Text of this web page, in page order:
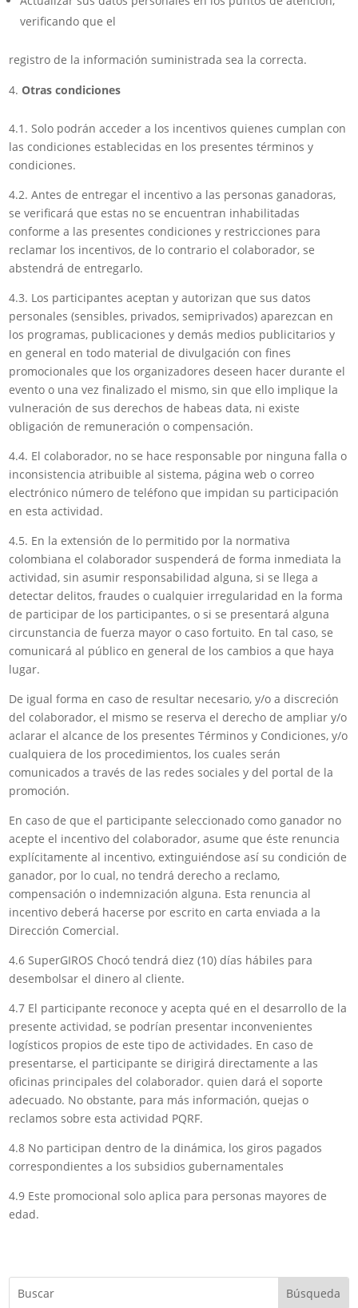
verificando que el
registro de la información suministrada sea la correcta.
Otras condiciones
4.1. Solo podrán acceder a los incentivos quienes cumplan con
las condiciones establecidas en los presentes términos y
condiciones.
4.2. Antes de entregar el incentivo a las personas ganadoras,
se verificará que estas no se encuentran inhabilitadas
conforme a las presentes condiciones y restricciones para
reclamar los incentivos, de lo contrario el colaborador, se
abstendrá de entregarlo.
4.3. Los participantes aceptan y autorizan que sus datos
personales (sensibles, privados, semiprivados) aparezcan en
los programas, publicaciones y demás medios publicitarios y
en general en todo material de divulgación con fines
promocionales que los organizadores deseen hacer durante el
evento o una vez finalizado el mismo, sin que ello implique la
vulneración de sus derechos de habeas data, ni existe
obligación de remuneración o compensación.
4.4. El colaborador, no se hace responsable por ninguna falla o
inconsistencia atribuible al sistema, página web o correo
electrónico número de teléfono que impidan su participación
en esta actividad.
4.5. En la extensión de lo permitido por la normativa
colombiana el colaborador suspenderá de forma inmediata la
actividad, sin asumir responsabilidad alguna, si se llega a
detectar delitos, fraudes o cualquier irregularidad en la forma
de participar de los participantes, o si se presentará alguna
circunstancia de fuerza mayor o caso fortuito. En tal caso, se
comunicará al público en general de los cambios a que haya
lugar.
De igual forma en caso de resultar necesario, y/o a discreción
del colaborador, el mismo se reserva el derecho de ampliar y/o
aclarar el alcance de los presentes Términos y Condiciones, y/o
cualquiera de los procedimientos, los cuales serán
comunicados a través de las redes sociales y del portal de la
promoción.
En caso de que el participante seleccionado como ganador no
acepte el incentivo del colaborador, asume que éste renuncia
explícitamente al incentivo, extinguiéndose así su condición de
ganador, por lo cual, no tendrá derecho a reclamo,
compensación o indemnización alguna. Esta renuncia al
incentivo deberá hacerse por escrito en carta enviada a la
Dirección Comercial.
4.6 SuperGIROS Chocó tendrá diez (10) días hábiles para
desembolsar el dinero al cliente.
4.7 El participante reconoce y acepta qué en el desarrollo de la
presente actividad, se podrían presentar inconvenientes
logísticos propios de este tipo de actividades. En caso de
presentarse, el participante se dirigirá directamente a las
oficinas principales del colaborador. quien dará el soporte
adecuado. No obstante, para más información, quejas o
reclamos sobre esta actividad PQRF.
4.8 No participan dentro de la dinámica, los giros pagados
correspondientes a los subsidios gubernamentales
4.9 Este promocional solo aplica para personas mayores de
edad.